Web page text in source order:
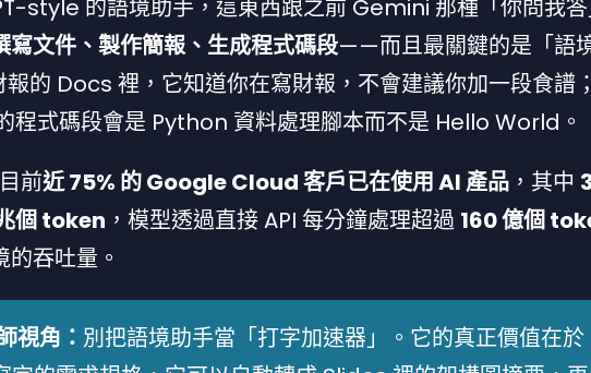
style 的語境助手，這東西跟之前 Gemini 那種「你問我答
寫文件、製作簡報、生成程式碼段——而且最關鍵的是「語
的 Docs 裡，它知道你在寫財報，不會建議你加一段食譜
程式碼段會是 Python 資料處理腳本而不是 Hello World。
前近 75% 的 Google Cloud 客戶已在使用 AI 產品 ，其中
個 token ，模型透過直接 API 每分鐘處理超過 160 億個
吞吐量。
視角： 別把語境助手當「打字加速器」。它的真正價值在於